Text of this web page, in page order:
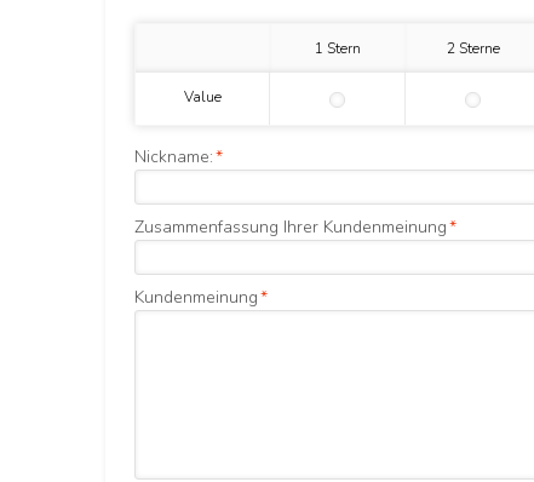
1 Stern 2 Sterne
Value
*
Nickname:
*
Zusammenfassung Ihrer Kundenmeinung
*
Kundenmeinung